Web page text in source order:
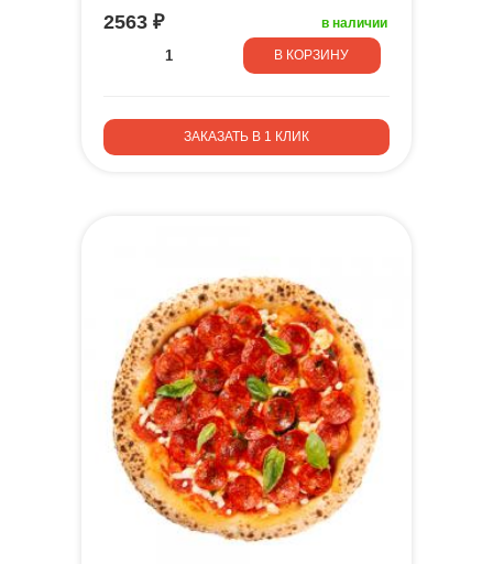
2563 ₽ в наличии
В КОРЗИНУ
ЗАКАЗАТЬ В 1 КЛИК